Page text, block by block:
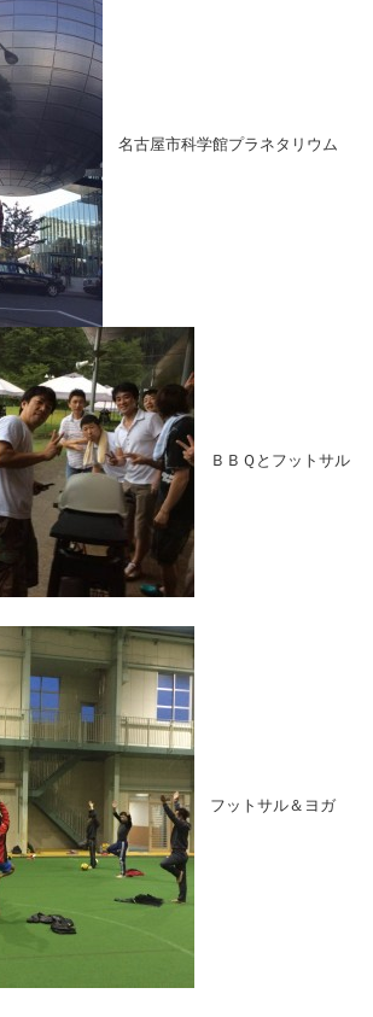
名古屋市科学館プラネタリウム
ＢＢＱとフットサル
フットサル＆ヨガ